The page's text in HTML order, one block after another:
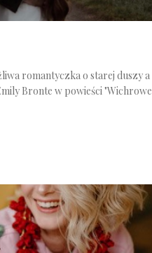
romantyczka o starej duszy a
Bronte w powieści "Wichrowe